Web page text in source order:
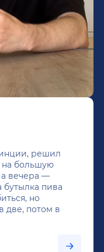
решил
на большую
а вечера —
пива
но
две, потом в
почти
методу